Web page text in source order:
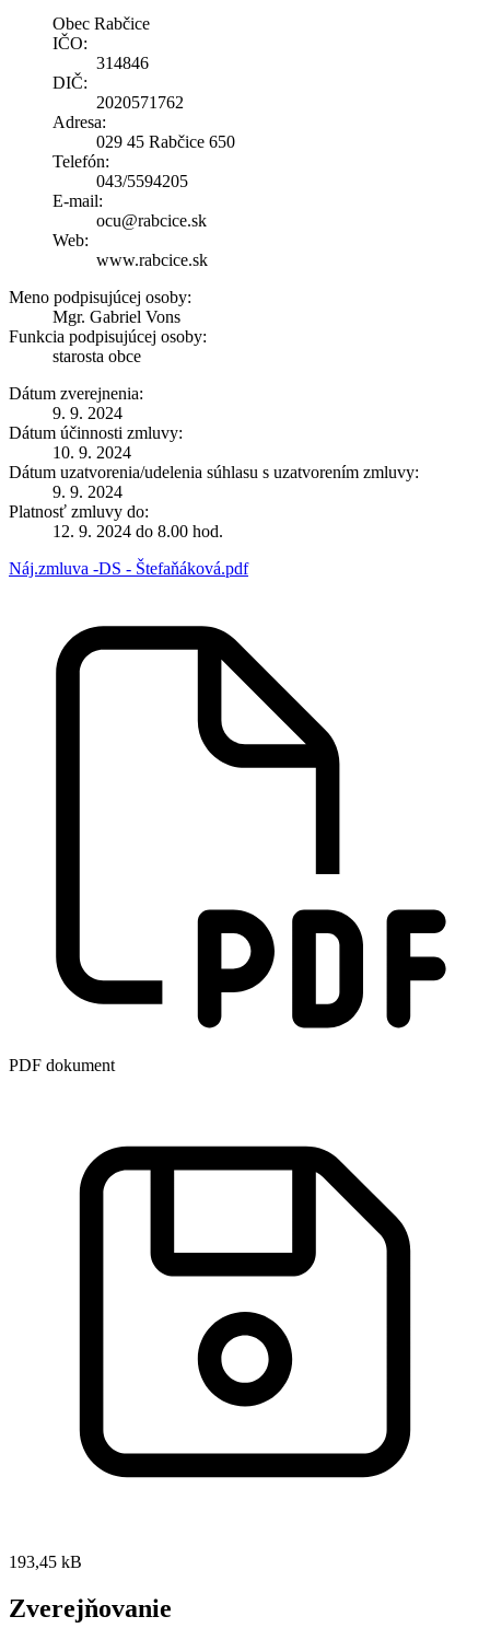
Obec Rabčice
IČO:
314846
DIČ:
2020571762
Adresa:
029 45 Rabčice 650
Telefón:
043/5594205
E-mail:
ocu@rabcice.sk
Web:
www.rabcice.sk
Meno podpisujúcej osoby:
Mgr. Gabriel Vons
Funkcia podpisujúcej osoby:
starosta obce
Dátum zverejnenia:
9. 9. 2024
Dátum účinnosti zmluvy:
10. 9. 2024
Dátum uzatvorenia/udelenia súhlasu s uzatvorením zmluvy:
9. 9. 2024
Platnosť zmluvy do:
12. 9. 2024 do 8.00 hod.
Náj.zmluva -DS - Štefaňáková.pdf
PDF dokument
193,45 kB
Zverejňovanie